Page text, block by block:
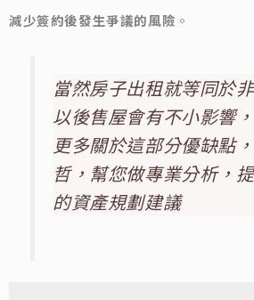
減少簽約後發生爭議的風險 。
當然房子出租就等同於
以後售屋會有不小影響
更多關於這部分優缺點
哲，幫您做專業分析，
的資產規劃建議